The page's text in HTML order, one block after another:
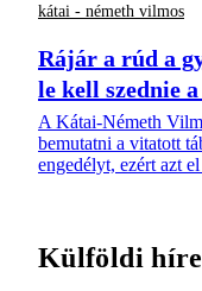
kátai - németh vilmos
Rájár a rúd a
le kell szednie
A Kátai-Németh
bemutatni a vitatott
engedélyt, ezért azt
Külföldi